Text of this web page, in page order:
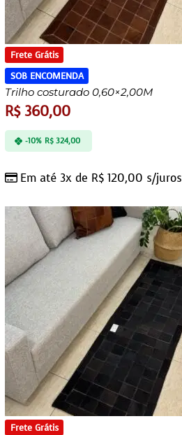
Frete Grátis
SOB ENCOMENDA
Trilho costurado 0,60×2,00M
R$360,00
Em até 3x de R$ 120,00 s/juros
-10% R$324,00
Frete Grátis